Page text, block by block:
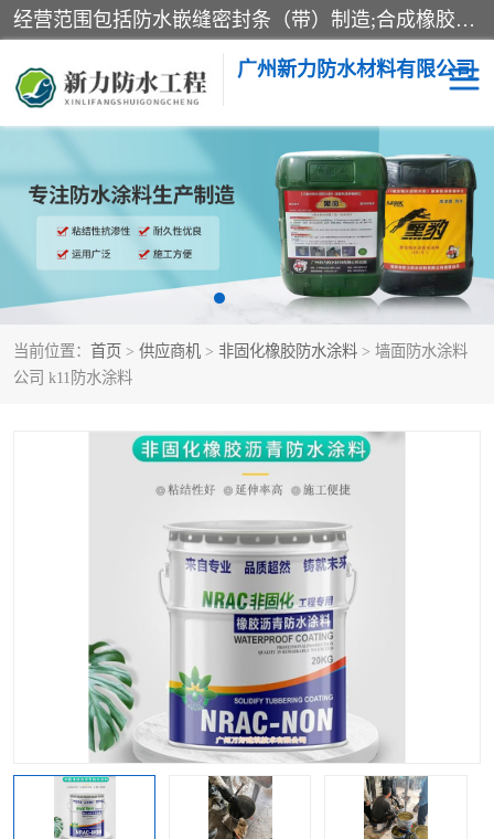
经营范围包括防水嵌缝密封条（带）制造;合成橡胶制造（监控化学品、危险化学品除外）;沥青混合物制造;防水胶粘带制造;其他合成材料制造（监控化学品、危险化学品除外）;涂料制造（监控化学品、危险化学品除外）;建筑结构防水补漏;防水建筑材料制造;粘合剂制造（监控化学品、危险化学品除外）;涂料零售;广州新力防水材料有限公司具有1处分支机构。
广州新力防水材料有限公司
当前位置： 首页 > 供应商机 > 非固化橡胶防水涂料 > 墙面防水涂料
公司 k11防水涂料
黑豹防水胶 建筑108胶水
乳化沥青防水涂料 自粘卷材
非固化橡胶防水涂料